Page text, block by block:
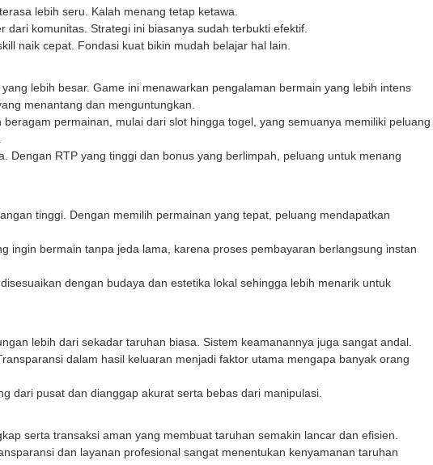
lebih seru. Kalah menang tetap ketawa.
dari komunitas. Strategi ini biasanya sudah terbukti efektif.
naik cepat. Fondasi kuat bikin mudah belajar hal lain.
lebih besar. Game ini menawarkan pengalaman bermain yang lebih intens
menantang dan menguntungkan.
beragam permainan, mulai dari slot hingga togel, yang semuanya memiliki peluang
RTP yang tinggi dan bonus yang berlimpah, peluang untuk menang
tinggi. Dengan memilih permainan yang tepat, peluang mendapatkan
ingin bermain tanpa jeda lama, karena proses pembayaran berlangsung instan
disesuaikan dengan budaya dan estetika lokal sehingga lebih menarik untuk
lebih dari sekadar taruhan biasa. Sistem keamanannya juga sangat andal.
dalam hasil keluaran menjadi faktor utama mengapa banyak orang
dari pusat dan dianggap akurat serta bebas dari manipulasi.
serta transaksi aman yang membuat taruhan semakin lancar dan efisien.
dan layanan profesional sangat menentukan kenyamanan taruhan